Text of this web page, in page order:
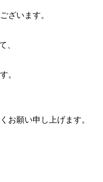
ざいます。
、
。
お願い申し上げます。